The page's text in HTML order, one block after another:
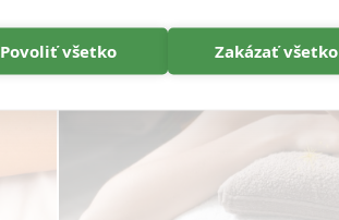
Povoliť všetko Zakázať všetko